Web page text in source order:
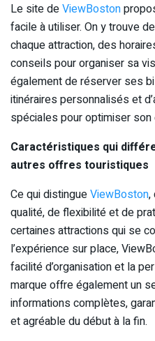
Le site deViewBoston
facile à utiliser. On y trouve
chaque attraction, des
conseils pour organiser sa
également de réserver ses
itinéraires personnalisés et
spéciales pour optimiser son
Caractéristiques qui
autres offres touristiques
Ce qui distingueViewBoston,
qualité, de flexibilité et de
certaines attractions qui se
l’expérience sur place,
facilité d’organisation et la
marque offre également un
informations complètes,
et agréable du début à la fin.